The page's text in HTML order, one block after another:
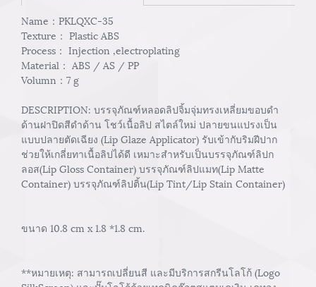
Name：PKLQXC-35
Texture： Plastic ABS
Process： Injection ,electroplating
Material： ABS / AS / PP
Volumn：7 g
DESCRIPTION: บรรจุภัณฑ์หลอดลิปจิ้มจุ่มทรงเหลี่ยมขอบดำ
ด้านฝาปิดสีดำด้าน โชว์เนื้อลิป สไตล์ใหม่ ปลายขนแปรงเป็น
แบบปลายตัดเฉียง (Lip Glaze Applicator) รับเข้ากับริมฝีปาก
ช่วยให้เกลี่ยทาเนื้อลิปได้ดี เหมาะสำหรับเป็นบรรจุภัณฑ์ลิปก
ลอส(Lip Gloss Container) บรรจุภัณฑ์ลิปแมท(Lip Matte
Container) บรรจุภัณฑ์ลิปติ้น(Lip Tint/Lip Stain Container)
ขนาด 10.8 cm x 1.8 *1.8 cm.
**หมายเหตุ: สามารถเปลี่ยนสี และมีบริการสกรีนโลโก้ (Logo